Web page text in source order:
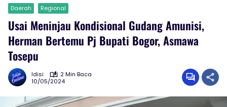
Daerah Regional
Usai Meninjau Kondisional Gudang Amunisi,
Herman Bertemu Pj Bupati Bogor, Asmawa
Tosepu
Idisi
2 Min Baca
10/05/2024